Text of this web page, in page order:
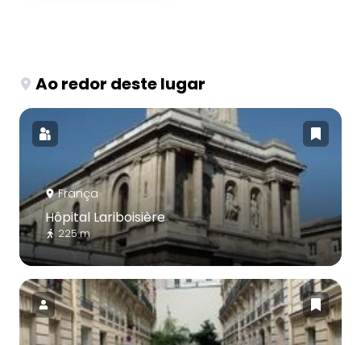
Ao redor deste lugar
França
Hôpital Lariboisière
225 m